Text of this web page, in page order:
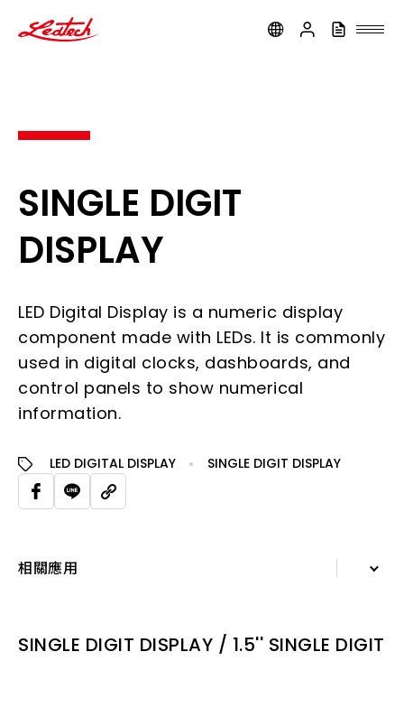
SINGLE DIGIT
DISPLAY
LED Digital Display is a numeric display
component made with LEDs. It is commonly
used in digital clocks, dashboards, and
control panels to show numerical
information.
LED DIGITAL DISPLAY SINGLE DIGIT DISPLAY
相關應用
SINGLE DIGIT DISPLAY / 1.5'' SINGLE DIGIT